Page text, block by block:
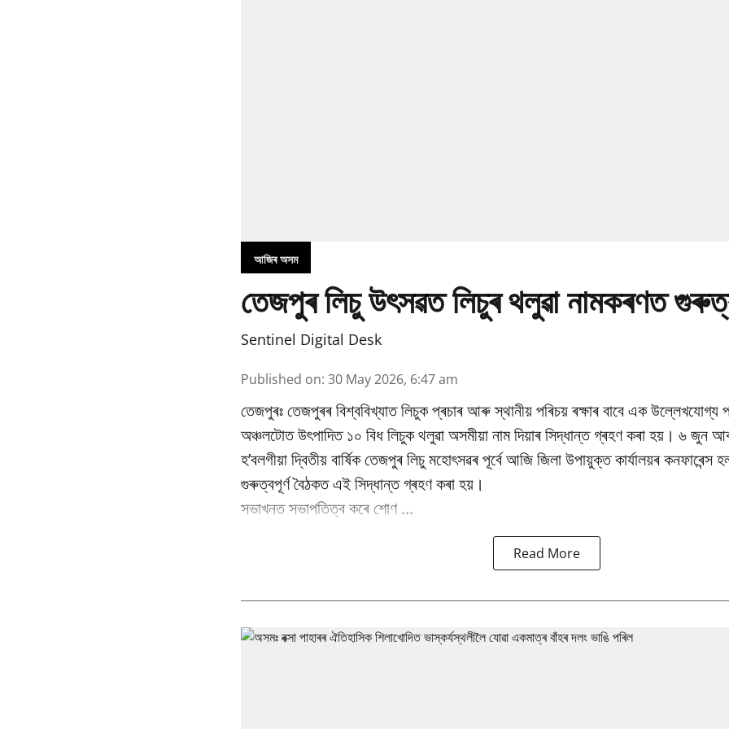
আজিৰ অসম
তেজপুৰ লিচু উৎসৱত লিচুৰ থলুৱা নামকৰণত
Sentinel Digital Desk
Published on: 30 May 2026, 6:47 am
তেজপুৰঃ তেজপুৰৰ বিশ্ববিখ্যাত লিচুক প্ৰচাৰ আৰু স্থানীয় পৰিচয় ৰক্ষাৰ বাবে এক উল্লেখযোগ্য
অঞ্চলটোত উৎপাদিত ১০ বিধ লিচুক থলুৱা অসমীয়া নাম দিয়াৰ সিদ্ধান্ত গ্ৰহণ কৰা হয়। ৬ জুন
হ’বলগীয়া দ্বিতীয় বাৰ্ষিক তেজপুৰ লিচু মহোৎসৱৰ পূৰ্বে আজি জিলা উপায়ুক্ত কাৰ্যালয়ৰ
গুৰুত্বপূৰ্ণ বৈঠকত এই সিদ্ধান্ত গ্ৰহণ কৰা হয়।
সভাখনত সভাপতিত্ব কৰে শোণ ...
Read More